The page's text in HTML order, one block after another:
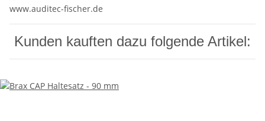
www.auditec-fischer.de
Kunden kauften dazu folgende Artikel: